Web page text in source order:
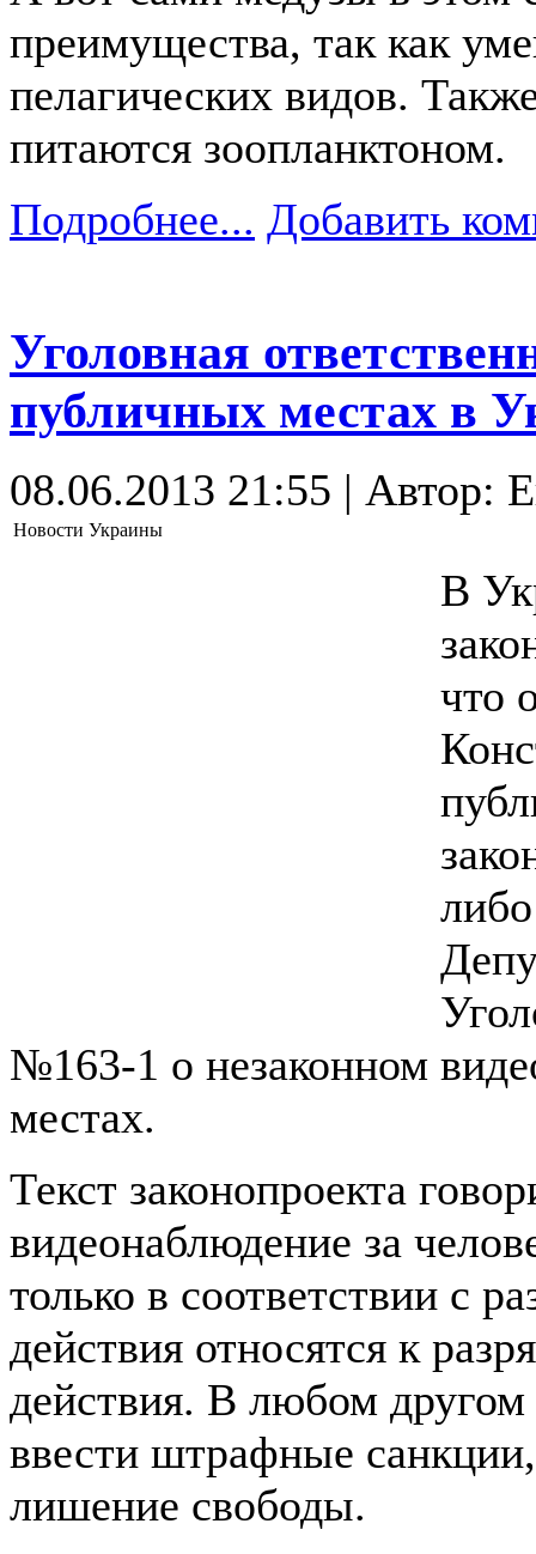
преимущества, так как
пелагических видов.
питаются зоопланктоном.
Подробнее... Добавить
Уголовная
публичных местах в
08.06.2013 21:55 | Автор:
Новости Украины
В
что
№163-1 о незаконном
местах.
Текст законопроекта
видеонаблюдение за
только в соответствии с
действия относятся к
действия. В любом другом
ввести штрафные
лишение свободы.